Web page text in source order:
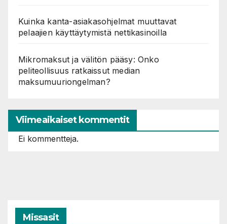
Kuinka kanta-asiakasohjelmat muuttavat
pelaajien käyttäytymistä nettikasinoilla
Mikromaksut ja välitön pääsy: Onko
peliteollisuus ratkaissut median
maksumuuriongelman?
Viimeaikaiset kommentit
Ei kommentteja.
Missasit